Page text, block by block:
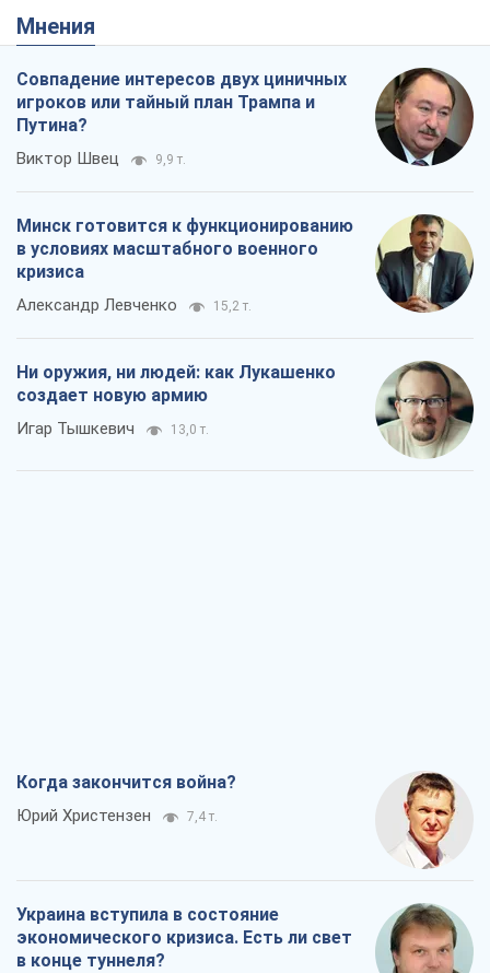
Мнения
Совпадение интересов двух циничных
игроков или тайный план Трампа и
Путина?
Виктор Швец 9,9 т.
Минск готовится к функционированию
в условиях масштабного военного
кризиса
Александр Левченко 15,2 т.
Ни оружия, ни людей: как Лукашенко
создает новую армию
Игар Тышкевич 13,0 т.
Когда закончится война?
Юрий Христензен 7,4 т.
Украина вступила в состояние
экономического кризиса. Есть ли свет
в конце туннеля?